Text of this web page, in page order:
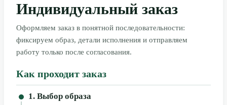
Индивидуальный заказ
Оформляем заказ в понятной последовательности:
фиксируем образ, детали исполнения и отправляем
работу только после согласования.
Как проходит заказ
1. Выбор образа